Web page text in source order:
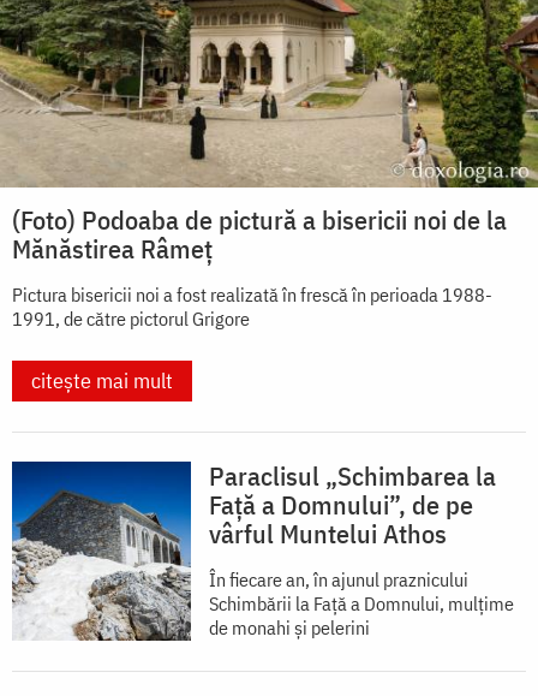
(Foto) Podoaba de pictură a bisericii noi de la
Mănăstirea Râmeț
Pictura bisericii noi a fost realizată în frescă în perioada 1988-
1991, de către pictorul Grigore
citește mai mult
Paraclisul „Schimbarea la
Față a Domnului”, de pe
vârful Muntelui Athos
În fiecare an, în ajunul praznicului
Schimbării la Faţă a Domnului, mulţime
de monahi şi pelerini